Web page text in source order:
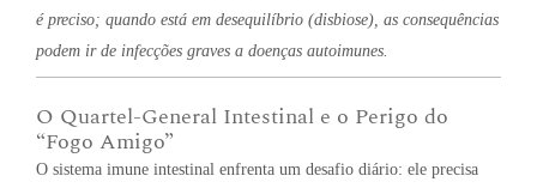
é preciso; quando está em desequilíbrio (disbiose), as consequências
podem ir de infecções graves a doenças autoimunes.
O Quartel-General Intestinal e o Perigo do
“Fogo Amigo”
O sistema imune intestinal enfrenta um desafio diário: ele precisa